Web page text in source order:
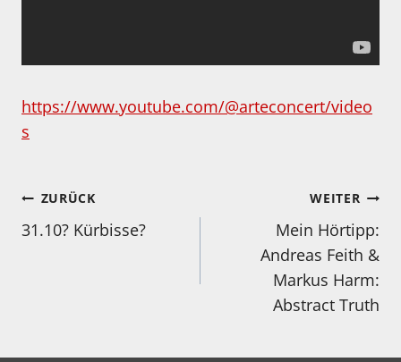
https://www.youtube.com/@arteconcert/video
s
Beitragsnavigation
ZURÜCK
31.10? Kürbisse?
WEITER
Mein Hörtipp:
Andreas Feith &
Markus Harm:
Abstract Truth